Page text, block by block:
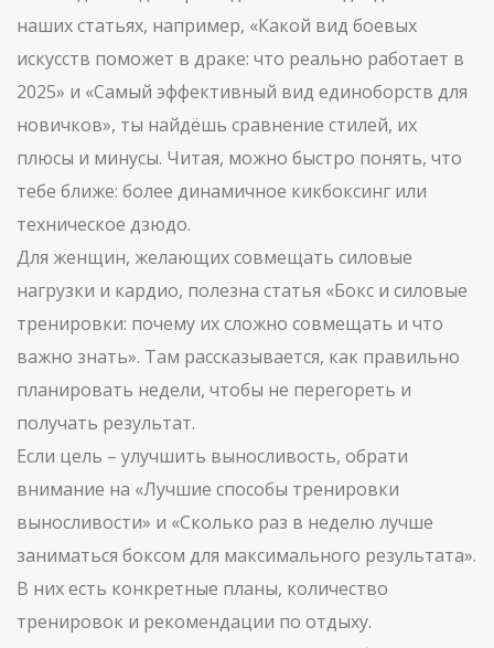
наших статьях, например, «Какой вид боевых
искусств поможет в драке: что реально работает в
2025» и «Самый эффективный вид единоборств для
новичков», ты найдёшь сравнение стилей, их
плюсы и минусы. Читая, можно быстро понять, что
тебе ближе: более динамичное кикбоксинг или
техническое дзюдо.
Для женщин, желающих совмещать силовые
нагрузки и кардио, полезна статья «Бокс и силовые
тренировки: почему их сложно совмещать и что
важно знать». Там рассказывается, как правильно
планировать недели, чтобы не перегореть и
получать результат.
Если цель – улучшить выносливость, обрати
внимание на «Лучшие способы тренировки
выносливости» и «Сколько раз в неделю лучше
заниматься боксом для максимального результата».
В них есть конкретные планы, количество
тренировок и рекомендации по отдыху.